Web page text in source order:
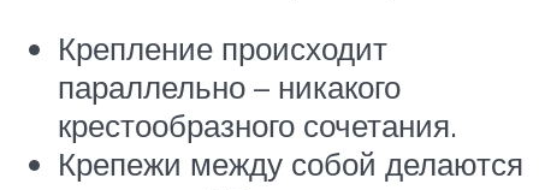
Крепление происходит
параллельно – никакого
крестообразного сочетания.
Крепежи между собой делаются